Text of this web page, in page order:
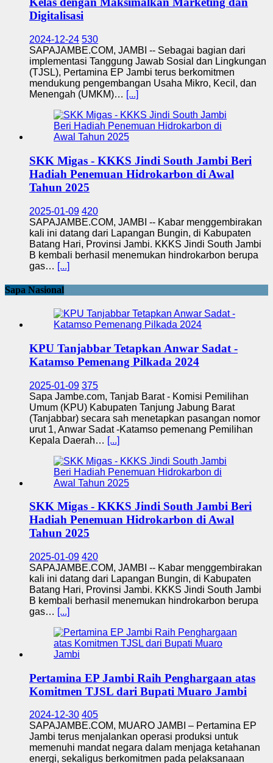
Digitalisasi
2024-12-24 530
SAPAJAMBE.COM, JAMBI -- Sebagai bagian dari
implementasi Tanggung Jawab Sosial dan Lingkungan
(TJSL), Pertamina EP Jambi terus berkomitmen
mendukung pengembangan Usaha Mikro, Kecil, dan
Menengah (UMKM)… [...]
SKK Migas - KKKS Jindi South Jambi Beri
Hadiah Penemuan Hidrokarbon di Awal
Tahun 2025
2025-01-09 420
SAPAJAMBE.COM, JAMBI -- Kabar menggembirakan
kali ini datang dari Lapangan Bungin, di Kabupaten
Batang Hari, Provinsi Jambi. KKKS Jindi South Jambi
B kembali berhasil menemukan hindrokarbon berupa
gas… [...]
Sapa Nasional
KPU Tanjabbar Tetapkan Anwar Sadat -
Katamso Pemenang Pilkada 2024
2025-01-09 375
Sapa Jambe.com, Tanjab Barat - Komisi Pemilihan
Umum (KPU) Kabupaten Tanjung Jabung Barat
(Tanjabbar) secara sah menetapkan pasangan nomor
urut 1, Anwar Sadat -Katamso pemenang Pemilihan
Kepala Daerah… [...]
SKK Migas - KKKS Jindi South Jambi Beri
Hadiah Penemuan Hidrokarbon di Awal
Tahun 2025
2025-01-09 420
SAPAJAMBE.COM, JAMBI -- Kabar menggembirakan
kali ini datang dari Lapangan Bungin, di Kabupaten
Batang Hari, Provinsi Jambi. KKKS Jindi South Jambi
B kembali berhasil menemukan hindrokarbon berupa
gas… [...]
Pertamina EP Jambi Raih Penghargaan atas
Komitmen TJSL dari Bupati Muaro Jambi
2024-12-30 405
SAPAJAMBE.COM, MUARO JAMBI – Pertamina EP
Jambi terus menjalankan operasi produksi untuk
memenuhi mandat negara dalam menjaga ketahanan
energi, sekaligus berkomitmen pada pelaksanaan